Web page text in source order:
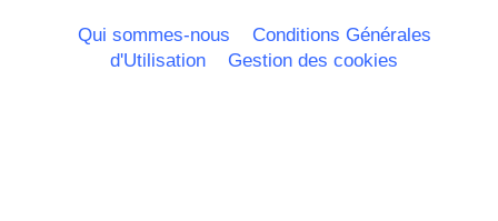
Provence Alpes Cote d'Azur -
Rhone Alpes
Qui sommes-nous
Conditions Générales
d'Utilisation
Gestion des cookies